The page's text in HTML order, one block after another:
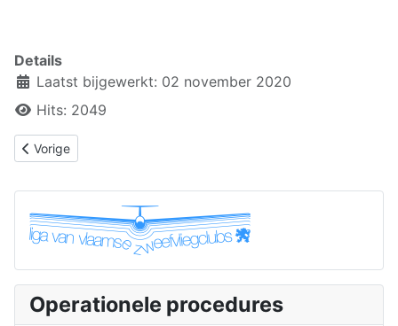
Details
Laatst bijgewerkt: 02 november 2020
Hits: 2049
Vorig artikel: 6.8 Gebruik parachute
Vorige
Operationele procedures